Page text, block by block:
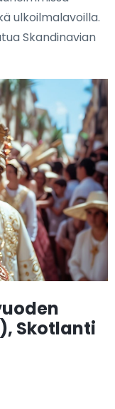
ulkoilmalavoilla.
Skandinavian
Skotlanti